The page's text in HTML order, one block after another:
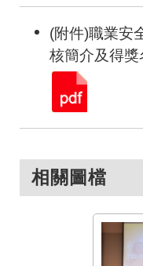
(附件)職業安
核簡介及得獎
相關圖檔